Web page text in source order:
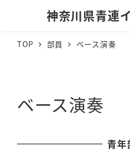
神奈川県青連
TOP 部員 ベース演奏
ベース演奏
青年